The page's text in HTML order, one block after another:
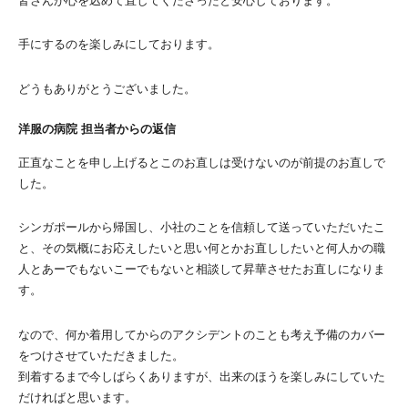
手にするのを楽しみにしております。
どうもありがとうございました。
洋服の病院 担当者からの返信
正直なことを申し上げるとこのお直しは受けないのが前提のお直しで
した。
シンガポールから帰国し、小社のことを信頼して送っていただいたこ
と、その気概にお応えしたいと思い何とかお直ししたいと何人かの職
人とあーでもないこーでもないと相談して昇華させたお直しになりま
す。
なので、何か着用してからのアクシデントのことも考え予備のカバー
をつけさせていただきました。
到着するまで今しばらくありますが、出来のほうを楽しみにしていた
だければと思います。